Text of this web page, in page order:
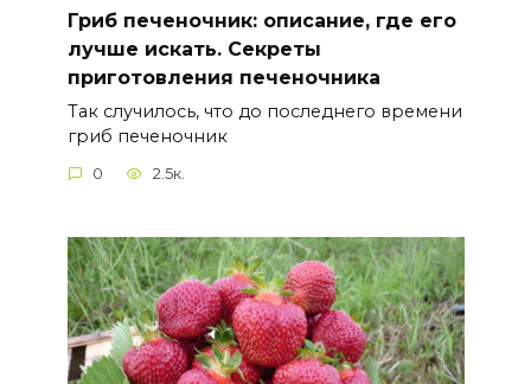
Гриб печеночник: описание, где его
лучше искать. Секреты
приготовления печеночника
Так случилось, что до последнего времени
гриб печеночник
0 2.5к.